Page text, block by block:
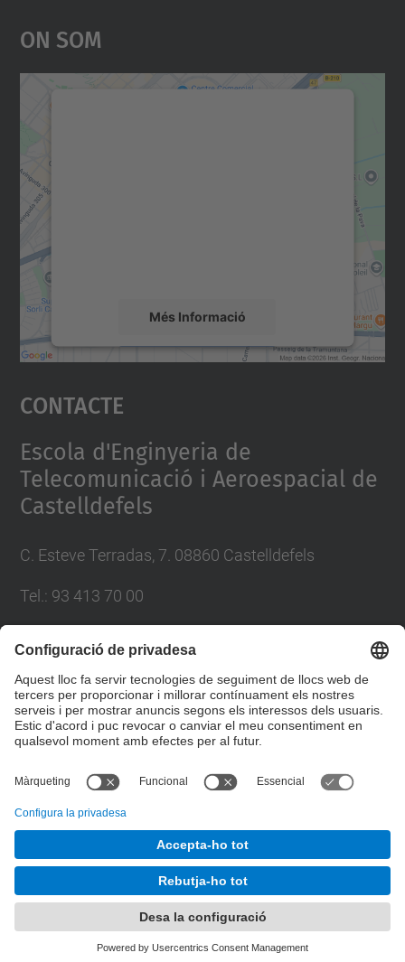
On Som
Més Informació
Accepta
powered by
Contacte
Escola d'Enginyeria de
Telecomunicació i Aeroespacial de
Castelldefels
C. Esteve Terradas, 7. 08860 Castelldefels
Tel.: 93 413 70 00
Llista Xarxes Socials
© UPCEscola d'Enginyeria de Telecomunicació i
Aeroespacial de Castelldefels
Desenvolupat amb